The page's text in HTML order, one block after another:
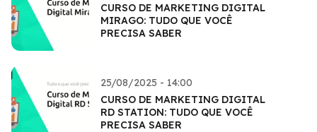
CURSO DE MARKETING DIGITAL
MIRAGO: TUDO QUE VOCÊ
PRECISA SABER
25/08/2025 - 14:00
CURSO DE MARKETING DIGITAL
RD STATION: TUDO QUE VOCÊ
PRECISA SABER